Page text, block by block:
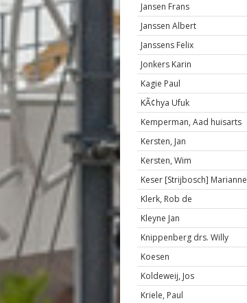
Jansen Frans
Janssen Albert
Janssens Felix
Jonkers Karin
Kagie Paul
KÃ¢hya Ufuk
Kemperman, Aad huisarts
Kersten, Jan
Kersten, Wim
Keser [Strijbosch] Marianne
Klerk, Rob de
Kleyne Jan
Knippenberg drs. Willy
Koesen
Koldeweij, Jos
Kriele, Paul